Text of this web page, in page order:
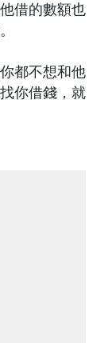
借的數額也
都不想和他
你借錢，就